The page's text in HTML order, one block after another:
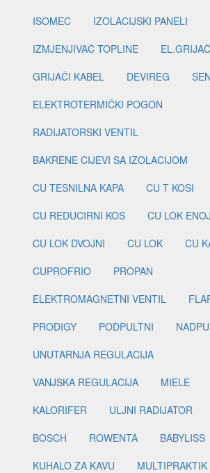
ISOMEC
IZOLACIJSKI PANELI
IZMJENJIVAČ TOPLINE
GRIJAČI KABEL
DEVIREG
ELEKTROTERMIČKI POGON
RADIJATORSKI VENTIL
BAKRENE CIJEVI SA IZOLACIJOM
CU TESNILNA KAPA
CU T KOSI
CU REDUCIRNI KOS
CU LOK
CU LOK DVOJNI
CU LOK
CU
CUPROFRIO
PROPAN
ELEKTROMAGNETNI VENTIL
PRODIGY
PODPULTNI
UNUTARNJA REGULACIJA
VANJSKA REGULACIJA
MIELE
KALORIFER
ULJNI RADIJATOR
BOSCH
ROWENTA BABYLISS
KUHALO ZA KAVU
MULTIPRAKTIK